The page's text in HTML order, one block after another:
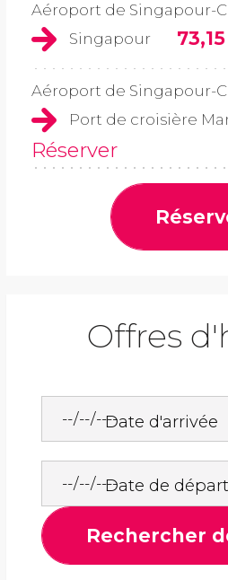
Aéroport de Singapour-
Singapour
73,15
Aéroport de Singapour-
Port de croisière
Réserver
Offres
Date d'arrivée
Date de départ
Rechercher